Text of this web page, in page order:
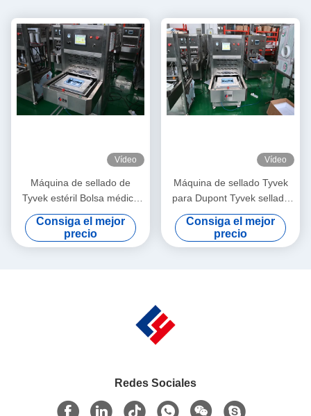
Vídeo
Máquina de sellado de
Tyvek estéril Bolsa médica
sellador de embalaje PETG
Consiga el mejor
precio
Vídeo
Máquina de sellado Tyvek
para Dupont Tyvek sellado
con bandejas médicas de
ampollas
Consiga el mejor
precio
Redes Sociales